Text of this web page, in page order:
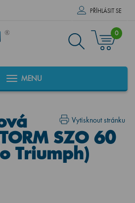
PŘÍHLÁSIT SE
0
MENU
Vytisknout stránku
SZO 60
Triumph)